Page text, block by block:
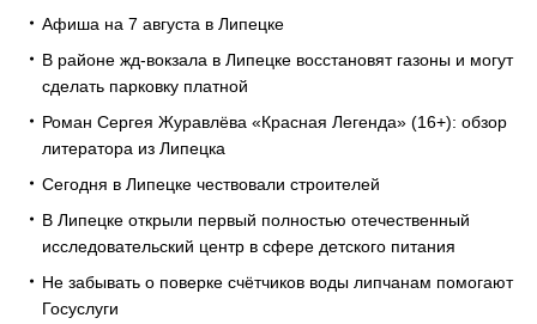
Афиша на 7 августа в Липецке
В районе жд-вокзала в Липецке восстановят газоны и могут
сделать парковку платной
Роман Сергея Журавлёва «Красная Легенда» (16+): обзор
литератора из Липецка
Сегодня в Липецке чествовали строителей
В Липецке открыли первый полностью отечественный
исследовательский центр в сфере детского питания
Не забывать о поверке счётчиков воды липчанам помогают
Госуслуги